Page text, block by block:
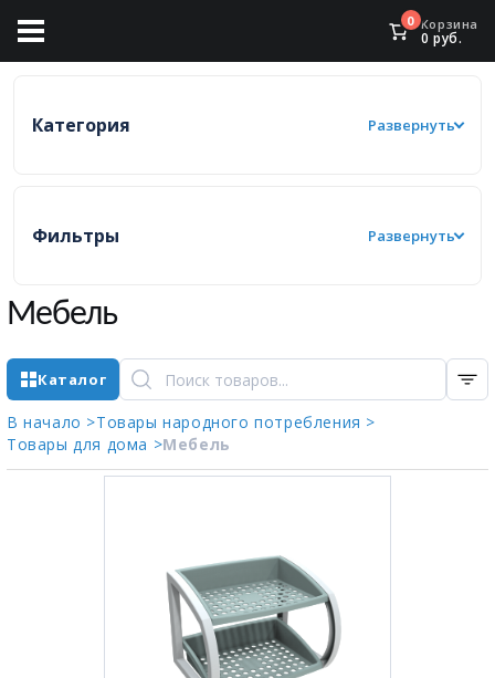
0 Корзина
0 руб.
Категория Развернуть
Фильтры Развернуть
Мебель
Каталог
В начало >Товары народного потребления >
Товары для дома >Мебель